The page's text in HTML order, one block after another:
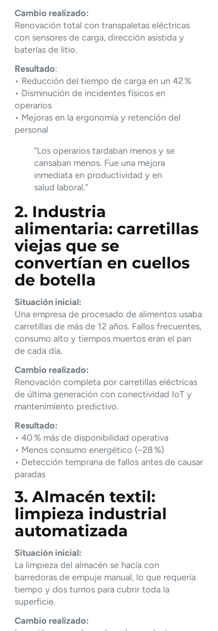
Cambio realizado:
Renovación total con transpaletas eléctricas
con sensores de carga, dirección asistida y
baterías de litio.
Resultado:
• Reducción del tiempo de carga en un 42 %
• Disminución de incidentes físicos en
operarios
• Mejoras en la ergonomía y retención del
personal
“Los operarios tardaban menos y se
cansaban menos. Fue una mejora
inmediata en productividad y en
salud laboral.”
2. Industria
alimentaria: carretillas
viejas que se
convertían en cuellos
de botella
Situación inicial:
Una empresa de procesado de alimentos usaba
carretillas de más de 12 años. Fallos frecuentes,
consumo alto y tiempos muertos eran el pan
de cada día.
Cambio realizado:
Renovación completa por carretillas eléctricas
de última generación con conectividad IoT y
mantenimiento predictivo.
Resultado:
• 40 % más de disponibilidad operativa
• Menos consumo energético (–28 %)
• Detección temprana de fallos antes de causar
paradas
3. Almacén textil:
limpieza industrial
automatizada
Situación inicial:
La limpieza del almacén se hacía con
barredoras de empuje manual, lo que requería
tiempo y dos turnos para cubrir toda la
superficie.
Cambio realizado: